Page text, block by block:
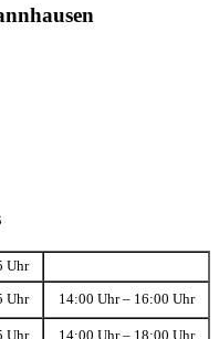
Uhr
Uhr 14:00 Uhr – 16:00 Uhr